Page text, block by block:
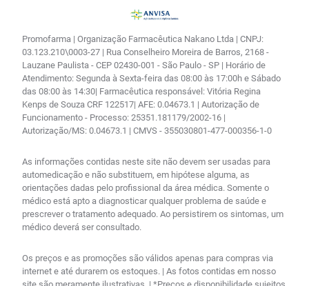
Promofarma | Organização Farmacêutica Nakano Ltda | CNPJ:
03.123.210\0003-27 | Rua Conselheiro Moreira de Barros, 2168 -
Lauzane Paulista - CEP 02430-001 - São Paulo - SP | Horário de
Atendimento: Segunda à Sexta-feira das 08:00 às 17:00h e Sábado
das 08:00 às 14:30| Farmacêutica responsável: Vitória Regina
Kenps de Souza CRF 122517| AFE: 0.04673.1 | Autorização de
Funcionamento - Processo: 25351.181179/2002-16 |
Autorização/MS: 0.04673.1 | CMVS - 355030801-477-000356-1-0
As informações contidas neste site não devem ser usadas para
automedicação e não substituem, em hipótese alguma, as
orientações dadas pelo profissional da área médica. Somente o
médico está apto a diagnosticar qualquer problema de saúde e
prescrever o tratamento adequado. Ao persistirem os sintomas, um
médico deverá ser consultado.
Os preços e as promoções são válidos apenas para compras via
internet e até durarem os estoques. | As fotos contidas em nosso